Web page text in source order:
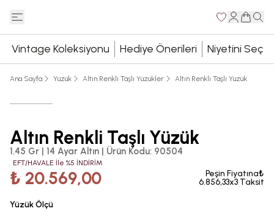
Vintage Koleksiyonu Hediye Önerileri Niyetini Seç
Ana Sayfa Yüzük Altın Renkli Taşlı Yüzükler Altın Renkli Taşlı Yüzük
Altın Renkli Taşlı Yüzük
1.45 Gr | 14 Ayar Altın | Ürün Kodu: 90504
EFT/HAVALE İle %5 İNDİRİM
₺ 20.569,00
Peşin Fiyatına₺
6.856,33x3 Taksit
Yüzük Ölçü